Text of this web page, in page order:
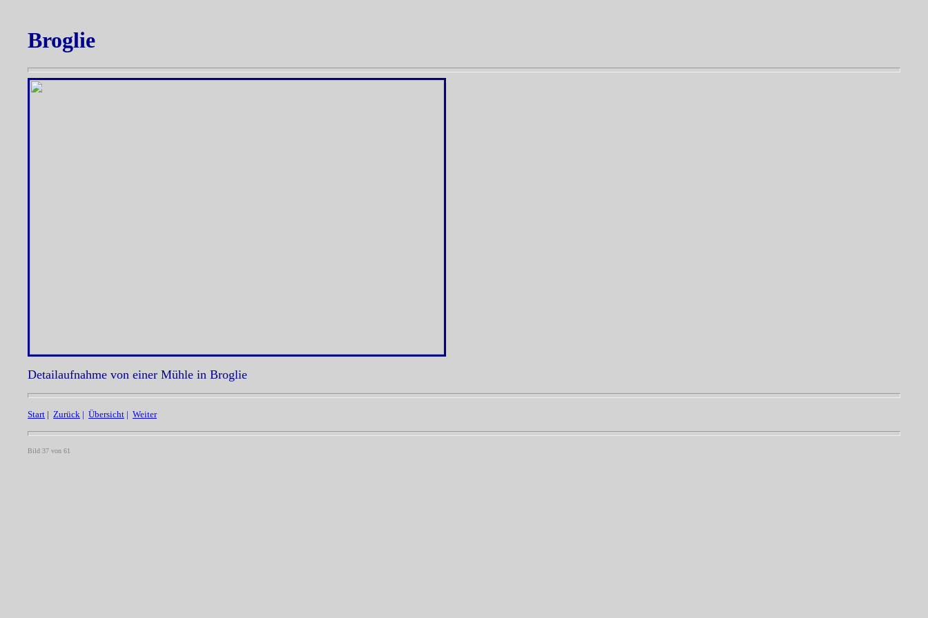
Broglie
Detailaufnahme von einer Mühle in Broglie
Start | Zurück | Übersicht | Weiter
Bild 37 von 61